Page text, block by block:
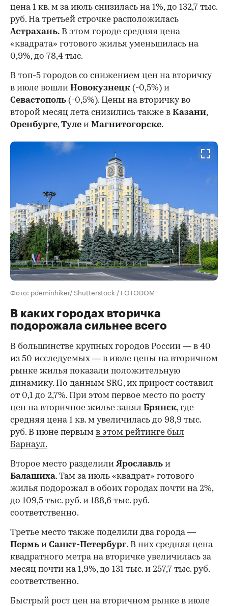
цена 1 кв. м за июль снизилась на 1%, до 132,7 тыс.
руб. На третьей строчке расположилась
Астрахань. В этом городе средняя цена
«квадрата» готового жилья уменьшилась на
0,9%, до 78,4 тыс.
В топ-5 городов со снижением цен на вторичку
в июле вошли Новокузнецк (-0,5%) и
Севастополь (-0,5%). Цены на вторичку во
второй месяц лета снизились также в Казани,
Оренбурге,Туле и Магнитогорске.
Фото: pdeminhiker/ Shutterstock / FOTODOM
В каких городах вторичка
подорожала сильнее всего
В большинстве крупных городов России — в 40
из 50 исследуемых — в июле цены на вторичном
рынке жилья показали положительную
динамику. По данным SRG, их прирост составил
от 0,1 до 2,7%. При этом первое место по росту
цен на вторичное жилье занял Брянск, где
средняя цена 1 кв. м увеличилась до 98,9 тыс.
руб. В июне первым в этом рейтинге был
Барнаул.
Второе место разделилиЯрославль и
Балашиха. Там за июль «квадрат» готового
жилья подорожал в обоих городах почти на 2%,
до 109,5 тыс. руб. и 188,6 тыс. руб.
соответственно.
Третье место также поделили два города —
Пермь и Санкт-Петербург. В них средняя цена
квадратного метра на вторичке увеличилась за
месяц почти на 1,9%, до 131 тыс. и 257,7 тыс. руб.
соответственно.
Быстрый рост цен на вторичном рынке в июле